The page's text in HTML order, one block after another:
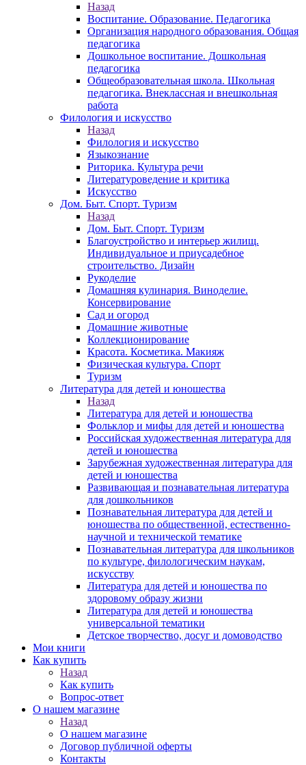
Назад
Воспитание. Образование. Педагогика
Организация народного образования. Общая
педагогика
Дошкольное воспитание. Дошкольная
педагогика
Общеобразовательная школа. Школьная
педагогика. Внеклассная и внешкольная
работа
Филология и искусство
Назад
Филология и искусство
Языкознание
Риторика. Культура речи
Литературоведение и критика
Искусство
Дом. Быт. Спорт. Туризм
Назад
Дом. Быт. Спорт. Туризм
Благоустройство и интерьер жилищ.
Индивидуальное и приусадебное
строительство. Дизайн
Рукоделие
Домашняя кулинария. Виноделие.
Консервирование
Сад и огород
Домашние животные
Коллекционирование
Красота. Косметика. Макияж
Физическая культура. Спорт
Туризм
Литература для детей и юношества
Назад
Литература для детей и юношества
Фольклор и мифы для детей и юношества
Российская художественная литература для
детей и юношества
Зарубежная художественная литература для
детей и юношества
Развивающая и познавательная литература
для дошкольников
Познавательная литература для детей и
юношества по общественной, естественно-
научной и технической тематике
Познавательная литература для школьников
по культуре, филологическим наукам,
искусству
Литература для детей и юношества по
здоровому образу жизни
Литература для детей и юношества
универсальной тематики
Детское творчество, досуг и домоводство
Мои книги
Как купить
Назад
Как купить
Вопрос-ответ
О нашем магазине
Назад
О нашем магазине
Договор публичной оферты
Контакты